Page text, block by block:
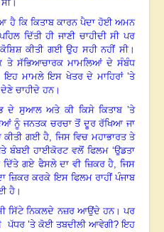
ਹੈ ਕਿ ਕਿਤਾਬ ਕਾਰਨ ਪੈਦਾ ਹੋਈ ਅਮਨ
ਦਿੱਤੀ ਹੀ ਜਾਣੀ ਚਾਹੀਦੀ ਸੀ ਪਰ
ਕੀਤੀ ਗਈ ਉਹ ਸਹੀ ਨਹੀਂ ਸੀ।
ਤੇ ਸੱਭਿਆਚਾਰਕ ਮਾਮਲਿਆਂ ਦੇ ਸੰਬੰਧ
ਇਹ ਮਾਮਲੇ ਇਸ ਖੇਤਰ ਦੇ ਮਾਹਿਰਾਂ ’ਤੇ
ਚਾਹੀਦੇ ਹਨ।
ਦੇ ਸੁਆਲ ਅਤੇ ਕੀ ਕਿਸੇ ਕਿਤਾਬ ’ਤੇ
ਨੂੰ ਜਨਤਕ ਚਰਚਾ ਤੋਂ ਦੂਰ ਰੱਖਿਆ ਜਾ
ਕੀਤੀ ਗਈ ਹੈ, ਜਿਸ ਵਿਚ ਮਹਾਭਾਰਤ ਤੇ
ਬੰਬਈ ਹਾਈਕੋਰਟ ਵਲੋਂ ਫਿਲਮ ‘ਉਡਤਾ
ਦਿੱਤੇ ਗਏ ਫੈਸਲੇ ਦਾ ਵੀ ਜ਼ਿਕਰ ਹੈ,ਜਿਸ
ਜ਼ਿਕਰ ਕਰਕੇ ਇਸ ਫਿਲਮ ਰਾਹੀਂ ਪੰਜਾਬ
ਹੈ।
ਸਿੱਟੇ ਨਿਕਲਦੇ ਨਜ਼ਰ ਆਉਂਦੇ ਹਨ। ਪਰ
ਪੱਧਰ ’ਤੇ ਕੋਈ ਤਬਦੀਲੀ ਆਵੇਗੀ?ਇਹ